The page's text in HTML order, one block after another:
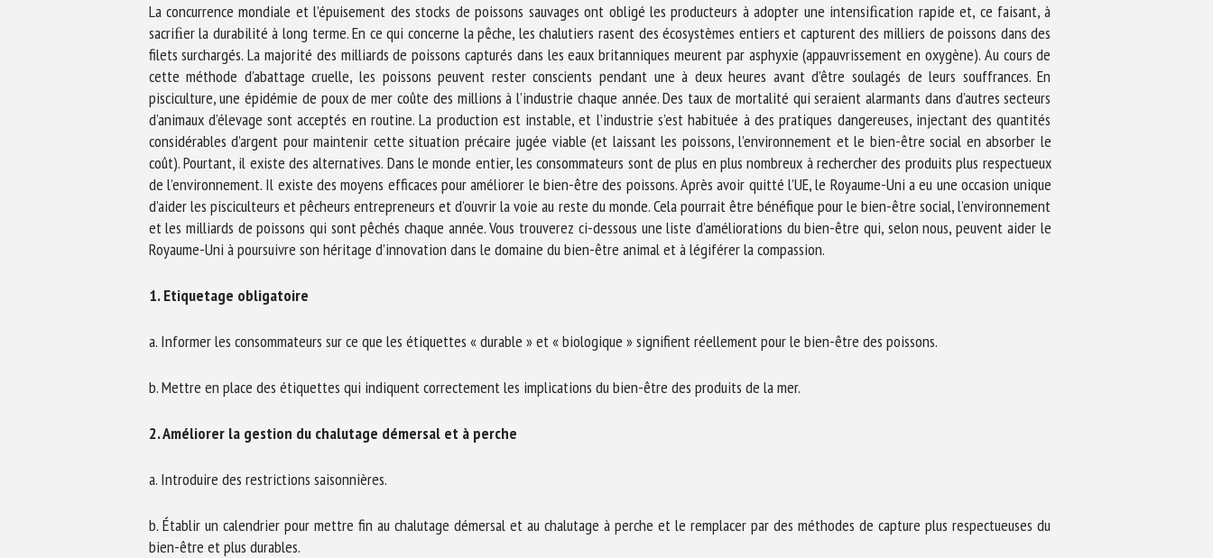
La concurrence mondiale et l’épuisement des stocks de poissons sauvages ont obligé les producteurs à adopter une intensiﬁcation rapide et, ce faisant, à
sacriﬁer la durabilité à long terme. En ce qui concerne la pêche, les chalutiers rasent des écosystèmes entiers et capturent des milliers de poissons dans des
filets surchargés. La majorité des milliards de poissons capturés dans les eaux britanniques meurent par asphyxie (appauvrissement en oxygène). Au cours de
cette méthode d’abattage cruelle, les poissons peuvent rester conscients pendant une à deux heures avant d’être soulagés de leurs souffrances. En
pisciculture, une épidémie de poux de mer coûte des millions à l’industrie chaque année. Des taux de mortalité qui seraient alarmants dans d’autres secteurs
d’animaux d’élevage sont acceptés en routine. La production est instable, et l’industrie s’est habituée à des pratiques dangereuses, injectant des quantités
considérables d’argent pour maintenir cette situation précaire jugée viable (et laissant les poissons, l’environnement et le bien-être social en absorber le
coût). Pourtant, il existe des alternatives. Dans le monde entier, les consommateurs sont de plus en plus nombreux à rechercher des produits plus respectueux
de l’environnement. Il existe des moyens efficaces pour améliorer le bien-être des poissons. Après avoir quitté l’UE, le Royaume-Uni a eu une occasion unique
d’aider les pisciculteurs et pêcheurs entrepreneurs et d’ouvrir la voie au reste du monde. Cela pourrait être bénéfique pour le bien-être social, l’environnement
et les milliards de poissons qui sont pêchés chaque année. Vous trouverez ci-dessous une liste d’améliorations du bien-être qui, selon nous, peuvent aider le
Royaume-Uni à poursuivre son héritage d’innovation dans le domaine du bien-être animal et à légiférer la compassion.
1. Etiquetage obligatoire
a. Informer les consommateurs sur ce que les étiquettes « durable » et « biologique » signifient réellement pour le bien-être des poissons.
b. Mettre en place des étiquettes qui indiquent correctement les implications du bien-être des produits de la mer.
2. Améliorer la gestion du chalutage démersal et à perche
a. Introduire des restrictions saisonnières.
b. Établir un calendrier pour mettre fin au chalutage démersal et au chalutage à perche et le remplacer par des méthodes de capture plus respectueuses du
bien-être et plus durables.